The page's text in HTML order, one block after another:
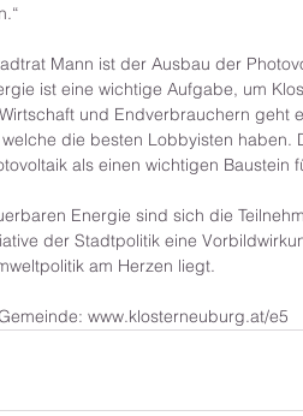
Mann ist der Ausbau der
ist eine wichtige Aufgabe, um
und Endverbrauchern geht
die besten Lobbyisten haben.
als einen wichtigen Baustein
Energie sind sich die
der Stadtpolitik eine
am Herzen liegt.
www.klosterneuburg.at/e5